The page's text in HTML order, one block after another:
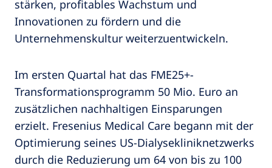
stärken, profitables Wachstum und
Innovationen zu fördern und die
Unternehmenskultur weiterzuentwickeln.
Im ersten Quartal hat das FME25+-
Transformationsprogramm 50 Mio. Euro an
zusätzlichen nachhaltigen Einsparungen
erzielt. Fresenius Medical Care begann mit der
Optimierung seines US-Dialysekliniknetzwerks
durch die Reduzierung um 64 von bis zu 100